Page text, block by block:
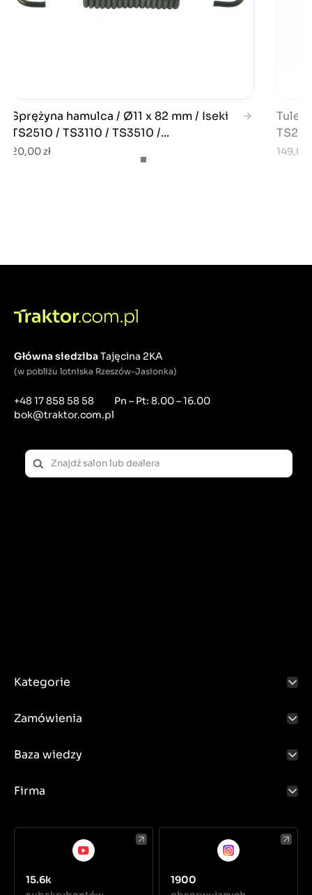
Sprężyna hamulca / Ø11 x 82 mm / Iseki
TS2510 / TS3110 / TS3510 /...
20,00 zł
Tuleja
149,00
Główna siedzibaTajęcina 2KA
(w pobliżu lotniska Rzeszów-Jasionka)
+48 17 858 58 58
bok@traktor.com.pl
Pn – Pt: 8.00 – 16.00
Kategorie
Zamówienia
Baza wiedzy
Firma
15.6k
1900